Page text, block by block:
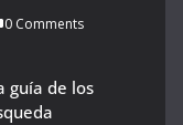
0 Comments
guía de los